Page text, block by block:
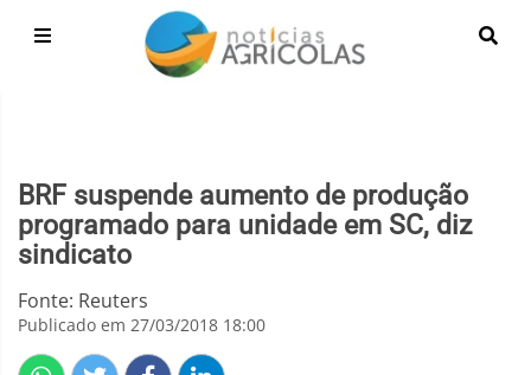
BRF suspende aumento de produção
programado para unidade em SC, diz
sindicato
Fonte: Reuters
Publicado em 27/03/2018 18:00